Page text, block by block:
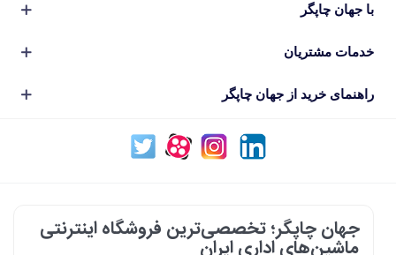
با جهان چاپگر
خدمات مشتریان
راهنمای خرید از جهان چاپگر
جهان چاپگر؛ تخصصی‌ترین فروشگاه اینترنتی
ماشین‌های اداری ایران